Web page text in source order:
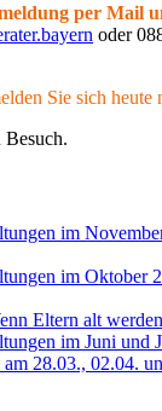
per Mail
oder
Sie sich heute
im
im Oktober
Eltern alt
im Juni und
28.03., 02.04.